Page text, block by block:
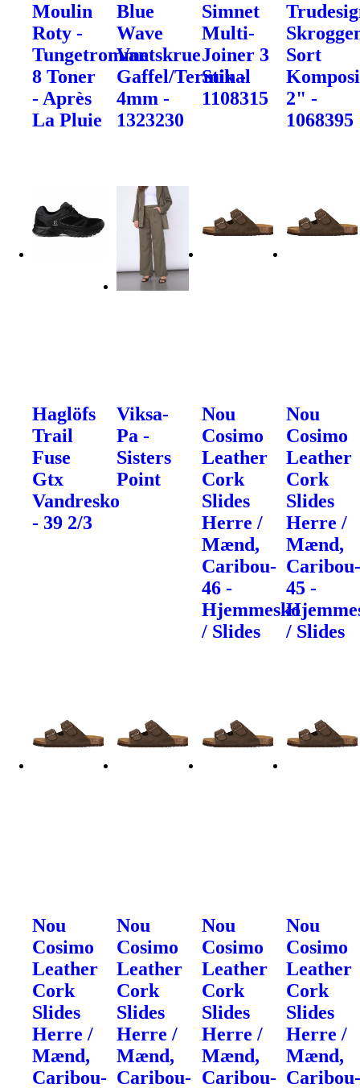
Moulin
Roty -
Tungetromme
8 Toner
- Après
La Pluie
Blue
Wave
Vantskrue
Gaffel/Terminal
4mm -
1323230
Simnet
Multi-
Joiner 3
Stik -
1108315
Sort
2" -
1068395
Haglöfs
Trail
Fuse
Gtx
Vandresko
- 39 2/3
Viksa-
Pa -
Sisters
Point
Nou
Cosimo
Leather
Cork
Slides
Herre /
Mænd,
Caribou-
46 -
Hjemmesko
/ Slides
Nou
Cosimo
Leather
Cork
Slides
Herre /
Mænd,
45 -
/ Slides
Nou
Cosimo
Leather
Cork
Slides
Herre /
Mænd,
Caribou-
Nou
Cosimo
Leather
Cork
Slides
Herre /
Mænd,
Caribou-
Nou
Cosimo
Leather
Cork
Slides
Herre /
Mænd,
Caribou-
Nou
Cosimo
Leather
Cork
Slides
Herre /
Mænd,